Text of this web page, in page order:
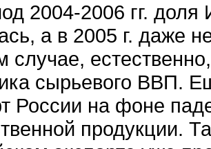
2004-2006 гг.
а в 2005 г. даже
случае,
сырьевого ВВП.
России на фоне
продукции.